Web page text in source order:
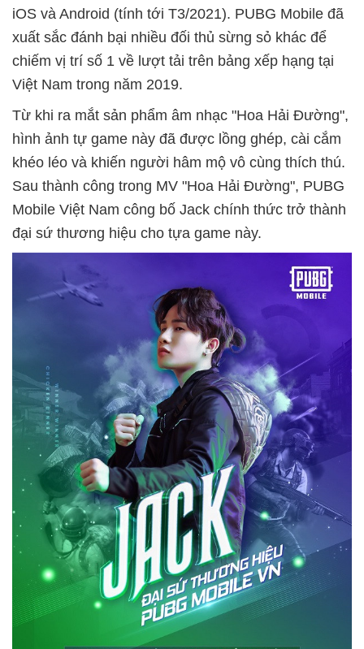
iOS và Android (tính tới T3/2021). PUBG Mobile đã
xuất sắc đánh bại nhiều đối thủ sừng sỏ khác để
chiếm vị trí số 1 về lượt tải trên bảng xếp hạng tại
Việt Nam trong năm 2019.
Từ khi ra mắt sản phẩm âm nhạc "Hoa Hải Đường",
hình ảnh tự game này đã được lồng ghép, cài cắm
khéo léo và khiến người hâm mộ vô cùng thích thú.
Sau thành công trong MV "Hoa Hải Đường", PUBG
Mobile Việt Nam công bố Jack chính thức trở thành
đại sứ thương hiệu cho tựa game này.